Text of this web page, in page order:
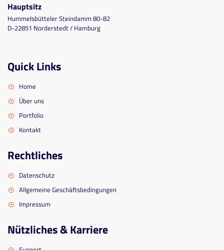
Hauptsitz
Hummelsbütteler Steindamm 80-82
D-22851 Norderstedt / Hamburg
Quick Links
Home
Über uns
Portfolio
Kontakt
Rechtliches
Datenschutz
Allgemeine Geschäftsbedingungen
Impressum
Nützliches & Karriere